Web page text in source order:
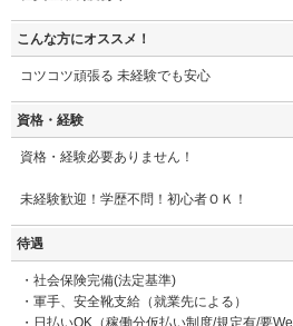
こんな方にオススメ！
コツコツ頑張る 未経験でも安心
資格・経験
資格・経験必要ありません！
未経験歓迎！学歴不問！初心者ＯＫ！
待遇
・社会保険完備(法定基準)
・軍手、安全靴支給（就業先による）
・日払いOK（稼働分仮払い制度/規定有/要